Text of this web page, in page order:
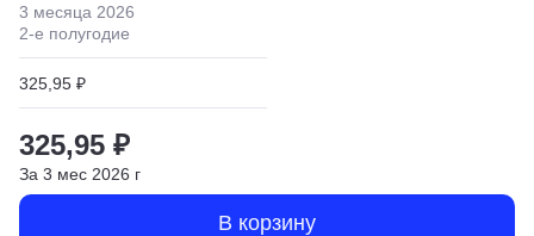
3 месяца 2026
2-е полугодие
325,95 ₽
325,95 ₽
За 3 мес 2026 г
В корзину